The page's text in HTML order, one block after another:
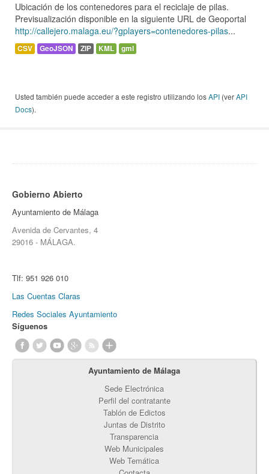
Ubicación de los contenedores para el reciclaje de pilas.
Previsualización disponible en la siguiente URL de Geoportal
http://callejero.malaga.eu/?gplayers=contenedores-pilas...
CSV GeoJSON ZIP KML gml
Usted también puede acceder a este registro utilizando losAPI (verAPI
Docs).
Gobierno Abierto
Ayuntamiento de Málaga
Avenida de Cervantes, 4
29016 - MÁLAGA.
Tlf: 951 926 010
Las Cuentas Claras
Redes Sociales Ayuntamiento
Síguenos
Ayuntamiento de Málaga
Sede Electrónica
Perfil del contratante
Tablón de Edictos
Juntas de Distrito
Transparencia
Web Municipales
Web Temática